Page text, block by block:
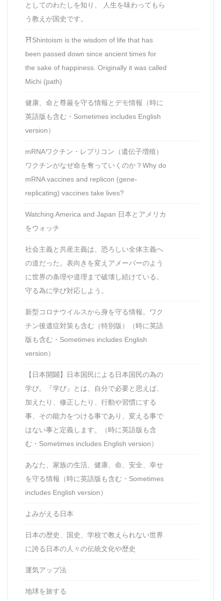
としてのわたしを知り、 人生を味わってもら
う教えが国史です。
⛩Shintoism is the wisdom of life that has
been passed down since ancient times for
the sake of happiness. Originally it was called
Michi (path)
健康、命と尊厳を守る情報とデモ情報（時に
英語版も含む・Sometimes includes English
version）
mRNAワクチン・レプリコン（遺伝子増殖）
ワクチンがなぜ命を奪っていくのか？Why do
mRNA vaccines and replicon (gene-
replicating) vaccines take lives?
Watching America and Japan 日本とアメリカ
をウォッチ
社会主義と共産主義は、恐ろしい全体主義へ
の道だった。表向きを変えアメーバーのよう
に世界の条理や道理まで破壊し続けている。
守る為に学び対応しよう。
新型コロナウイルスから身を守る情報。ワク
チン後遺症対策も含む（特別版）（時に英語
版も含む・Sometimes includes English
version）
【日本開闢】日本国民による日本国民の為の
学び。『学び』とは、自分で必要と思えば、
加えたり、修正したり、行動や習慣にする
事、その能力をつける事であり、変える事で
はない事と定義します。（時に英語版も含
む・Sometimes includes English version）
あなた、家族の生活、健康、命、安全、幸せ
を守る情報（時に英語版も含む・Sometimes
includes English version）
よみがえる日本
日本の歴史、国史、学校で教えられない世界
に誇る日本の人々の伝統文化や歴史
運気アップ法
地球を旅する